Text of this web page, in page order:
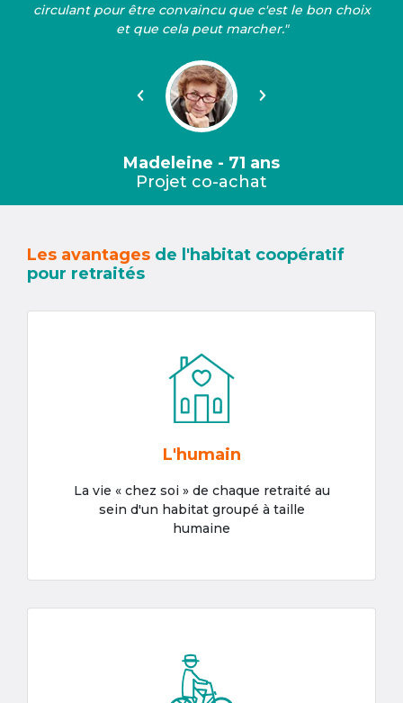
circulant pour être convaincu que c'est le bon choix
et que cela peut marcher."
Précédent Suivant
Madeleine - 71 ans
Projet co-achat
Les avantages de l'habitat coopératif
pour retraités
L'humain
La vie « chez soi » de chaque retraité au
sein d'un habitat groupé à taille
humaine